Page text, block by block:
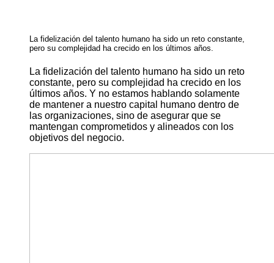
La fidelización del talento humano ha sido un reto constante,
pero su complejidad ha crecido en los últimos años.
La fidelización del talento humano ha sido un reto
constante, pero su complejidad ha crecido en los
últimos años. Y no estamos hablando solamente
de mantener a nuestro capital humano dentro de
las organizaciones, sino de asegurar que se
mantengan comprometidos y alineados con los
objetivos del negocio.